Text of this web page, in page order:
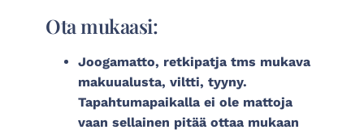
Ota mukaasi:
Joogamatto, retkipatja tms mukava
makuualusta, viltti, tyyny.
Tapahtumapaikalla ei ole mattoja
vaan sellainen pitää ottaa mukaan